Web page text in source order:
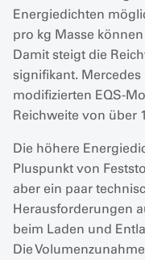
Energiedichten
pro kg Masse
Damit steigt die
signifikant.
modifizierten EQS-
Reichweite von über
Die höhere
Pluspunkt von
aber ein paar
Herausforderungen
beim Laden und
Die